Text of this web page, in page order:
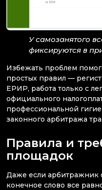
У самозанятого
фиксируются в
Избежать проблем
простых правил —
ЕРИР, работа только с
официального
профессиональной
законного арбитража
Правила и
площадок
Даже если арбитражник
конечное слово все